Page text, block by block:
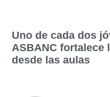
Uno de cada dos
ASBANC fortalece
desde las aulas